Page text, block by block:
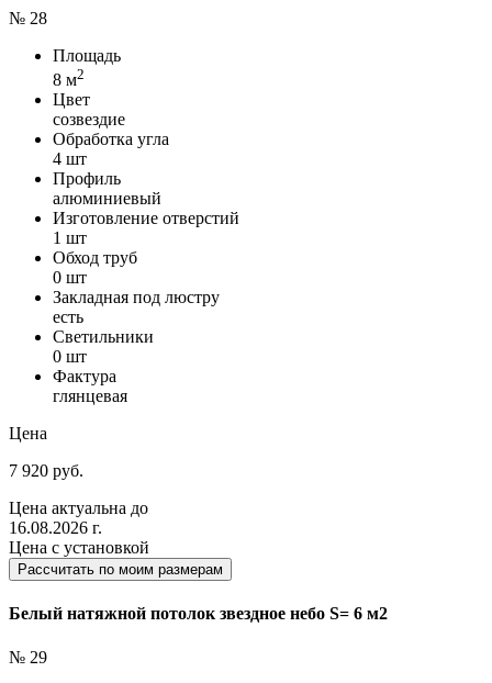
№ 28
Площадь
8 м2
Цвет
созвездие
Обработка угла
4 шт
Профиль
алюминиевый
Изготовление отверстий
1 шт
Обход труб
0 шт
Закладная под люстру
есть
Светильники
0 шт
Фактура
глянцевая
Цена
7 920 руб.
Цена актуальна до
16.08.2026 г.
Цена с установкой
Рассчитать по моим размерам
Белый натяжной потолок звездное небо S= 6 м2
№ 29